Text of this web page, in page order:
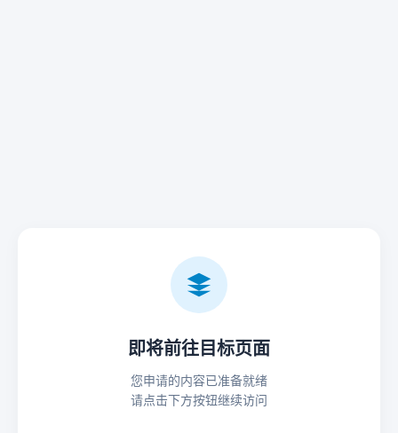
即将前往目标页面
您申请的内容已准备就绪
请点击下方按钮继续访问